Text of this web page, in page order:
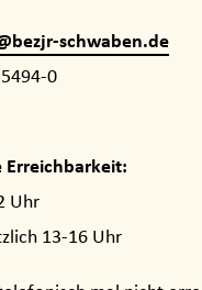
schwaben.de
0
Erreichbarkeit:
Uhr
13-16 Uhr